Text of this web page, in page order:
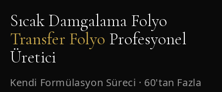
Sıcak Damgalama Folyo
Transfer Folyo Profesyonel
Üretici
Kendi Formülasyon Süreci · 60'tan Fazla